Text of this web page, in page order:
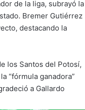
de la liga, subrayó la
Bremer Gutiérrez
destacando la
los Santos del Potosí,
“fórmula ganadora”
a Gallardo